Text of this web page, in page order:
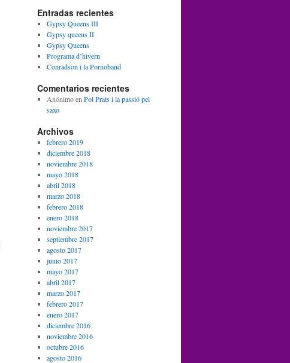
Entradas recientes
Gypsy Queens III
Gypsy queens II
Gypsy Queens
Programa d’hivern
Conradson i la Pornoband
Comentarios recientes
Anónimoen Pol Prats i la passió pel
saxo
Archivos
febrero 2019
diciembre 2018
noviembre 2018
mayo 2018
abril 2018
marzo 2018
febrero 2018
enero 2018
noviembre 2017
septiembre 2017
agosto 2017
junio 2017
mayo 2017
abril 2017
marzo 2017
febrero 2017
enero 2017
diciembre 2016
noviembre 2016
octubre 2016
agosto 2016